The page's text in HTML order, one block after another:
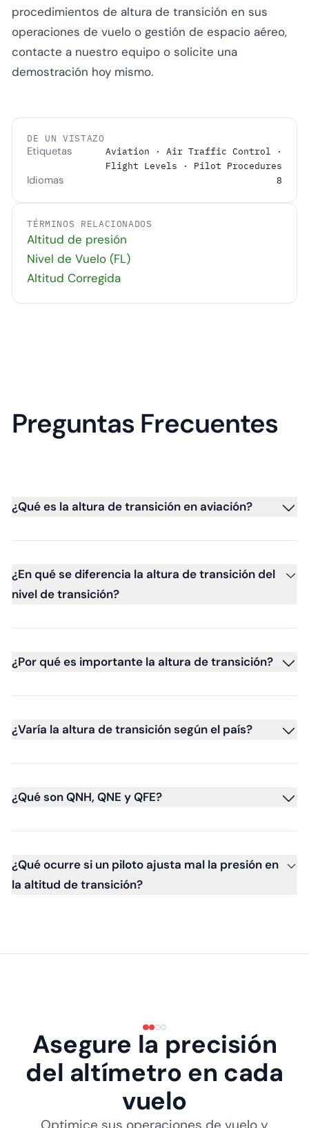
procedimientos de altura de transición en sus
operaciones de vuelo o gestión de espacio aéreo,
contacte a nuestro equipo o solicite una
demostración hoy mismo.
DE UN VISTAZO
Etiquetas
Aviation · Air Traffic Control ·
Flight Levels · Pilot Procedures
Idiomas 8
TÉRMINOS RELACIONADOS
Altitud de presión
Nivel de Vuelo (FL)
Altitud Corregida
Preguntas Frecuentes
¿Qué es la altura de transición en aviación?
¿En qué se diferencia la altura de transición del
nivel de transición?
¿Por qué es importante la altura de transición?
¿Varía la altura de transición según el país?
¿Qué son QNH, QNE y QFE?
¿Qué ocurre si un piloto ajusta mal la presión en
la altitud de transición?
Asegure la precisión
del altímetro en cada
vuelo